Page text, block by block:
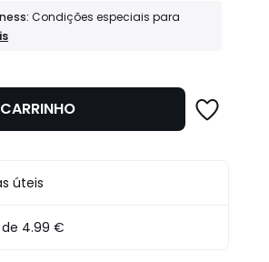
Condições especiais para
úteis
4.99 €